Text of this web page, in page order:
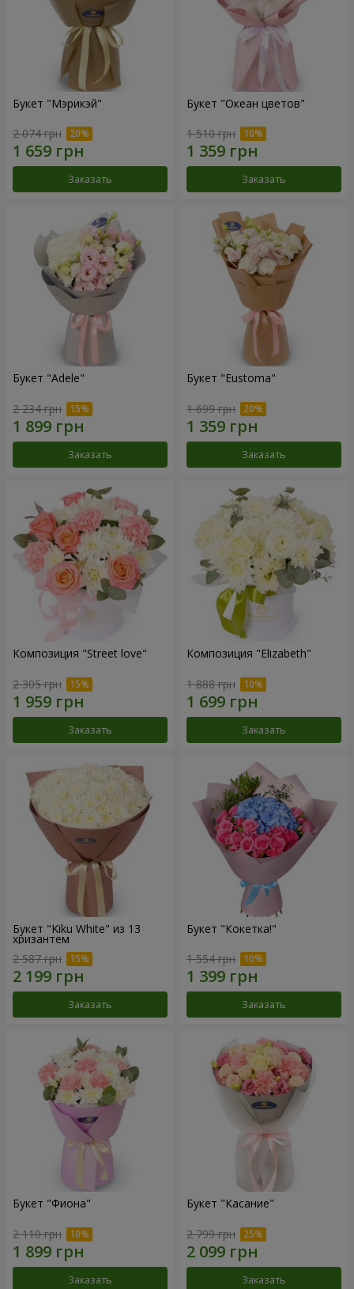
Букет "Мэрикэй"
2 074 грн
Заказать
Букет "Океан цветов"
1 510 грн
Заказать
Букет "Adele"
2 234 грн
Заказать
Букет "Eustoma"
1 699 грн
Заказать
Композиция "Street love"
2 305 грн
Заказать
Композиция "Elizabeth"
1 888 грн
Заказать
Букет "Kiku White" из 13
хризантем
2 587 грн
Заказать
Букет "Кокетка!"
1 554 грн
Заказать
Букет "Фиона"
2 110 грн
Заказать
Букет "Касание"
2 799 грн
Заказать